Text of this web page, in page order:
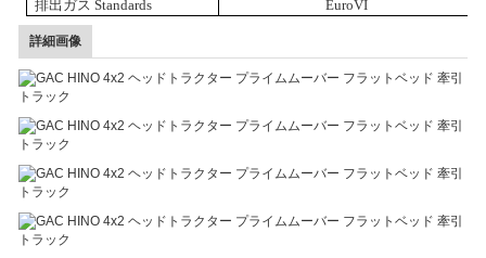
排出ガス Standards EuroVI
詳細画像